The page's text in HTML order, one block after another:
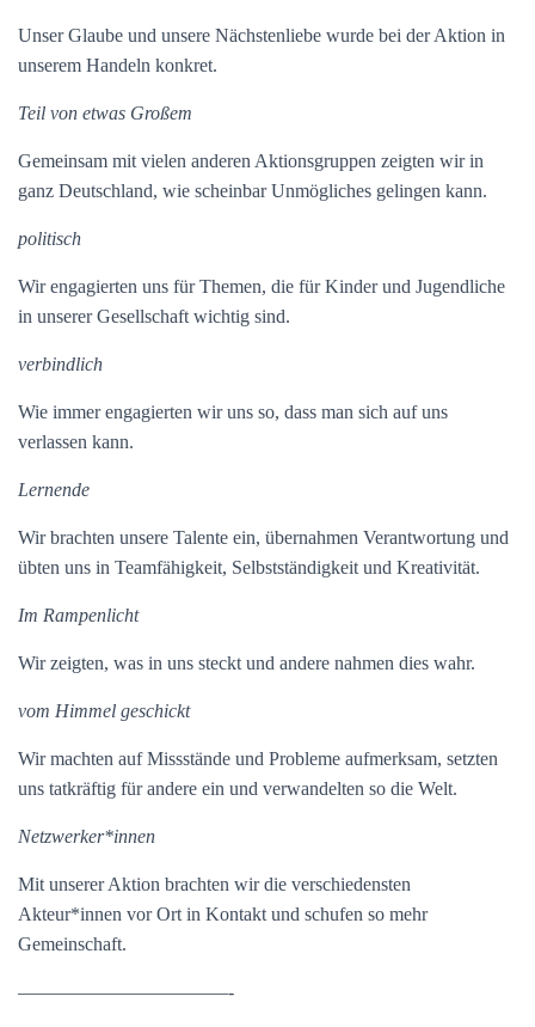
Unser Glaube und unsere Nächstenliebe wurde bei der Aktion in
unserem Handeln konkret.
Teil von etwas Großem
Gemeinsam mit vielen anderen Aktionsgruppen zeigten wir in
ganz Deutschland, wie scheinbar Unmögliches gelingen kann.
politisch
Wir engagierten uns für Themen, die für Kinder und Jugendliche
in unserer Gesellschaft wichtig sind.
verbindlich
Wie immer engagierten wir uns so, dass man sich auf uns
verlassen kann.
Lernende
Wir brachten unsere Talente ein, übernahmen Verantwortung und
übten uns in Teamfähigkeit, Selbstständigkeit und Kreativität.
Im Rampenlicht
Wir zeigten, was in uns steckt und andere nahmen dies wahr.
vom Himmel geschickt
Wir machten auf Missstände und Probleme aufmerksam, setzten
uns tatkräftig für andere ein und verwandelten so die Welt.
Netzwerker*innen
Mit unserer Aktion brachten wir die verschiedensten
Akteur*innen vor Ort in Kontakt und schufen so mehr
Gemeinschaft.
———————————-